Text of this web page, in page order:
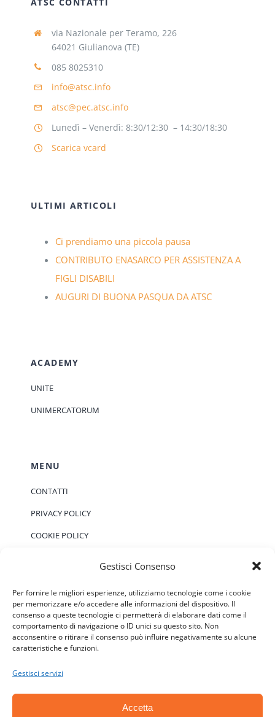
Gestisci Consenso
Per fornire le migliori esperienze, utilizziamo tecnologie come i cookie
per memorizzare e/o accedere alle informazioni del dispositivo. Il
consenso a queste tecnologie ci permetterà di elaborare dati come il
comportamento di navigazione o ID unici su questo sito. Non
acconsentire o ritirare il consenso può influire negativamente su alcune
caratteristiche e funzioni.
Gestisci servizi
Accetta
via Nazionale per Teramo, 226
64021 Giulianova (TE)
085 8025310
info@atsc.info
atsc@pec.atsc.info
Lunedì – Venerdì: 8:30/12:30 – 14:30/18:30
Scarica vcard
ULTIMI ARTICOLI
Ci prendiamo una piccola pausa
CONTRIBUTO ENASARCO PER ASSISTENZA A
FIGLI DISABILI
AUGURI DI BUONA PASQUA DA ATSC
ACADEMY
UNITE
UNIMERCATORUM
MENU
CONTATTI
PRIVACY POLICY
COOKIE POLICY
EVENTI
Notice
Non ci sono eventi previsti.
© Copyright 2006 - 2026 | ATSC - Agenti Teramo